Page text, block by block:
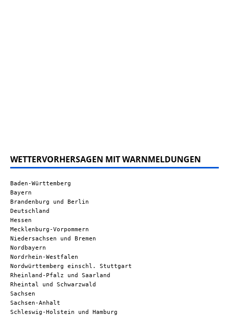
WETTERVORHERSAGEN MIT WARNMELDUNGEN
Baden-Württemberg
Bayern
Brandenburg und Berlin
Deutschland
Hessen
Mecklenburg-Vorpommern
Niedersachsen und Bremen
Nordbayern
Nordrhein-Westfalen
Nordwürttemberg einschl. Stuttgart
Rheinland-Pfalz und Saarland
Rheintal und Schwarzwald
Sachsen
Sachsen-Anhalt
Schleswig-Holstein und Hamburg